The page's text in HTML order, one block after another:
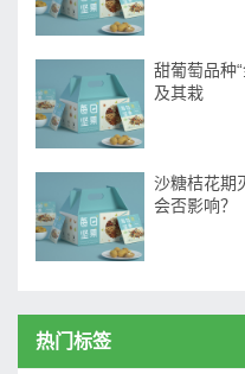
甜葡萄品种
及其栽
沙糖桔花期
会否影响？
热门标签